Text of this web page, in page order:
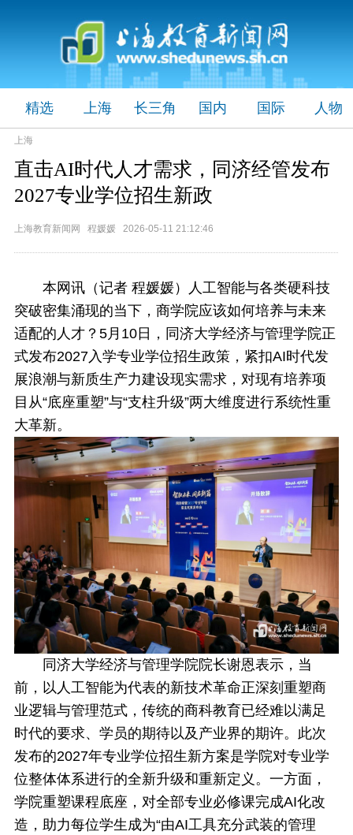
精选 上海 长三角 国内 国际 人物
上海
直击AI时代人才需求，同济经管发布
2027专业学位招生新政
上海教育新闻网 程媛媛 2026-05-11 21:12:46
本网讯（记者 程媛媛）
人工智能与各类硬科技
突破密集涌现的当下，商学院应该如何培养与未来
适配的人才？5月10日，同济大学经济与管理学院正
式发布2027入学专业学位招生政策，紧扣AI时代发
展浪潮与新质生产力建设现实需求，对现有培养项
目从“底座重塑”与“支柱升级”两大维度进行系统性重
大革新。
同济大学经济与管理学院院长谢恩表示，当
前，以人工智能为代表的新技术革命正深刻重塑商
业逻辑与管理范式，传统的商科教育已经难以满足
时代的要求、学员的期待以及产业界的期许。此次
发布的2027年专业学位招生新方案是学院对专业学
位整体体系进行的全新升级和重新定义。一方面，
学院重塑课程底座，对全部专业必修课完成AI化改
造，助力每位学生成为“由AI工具充分武装的管理